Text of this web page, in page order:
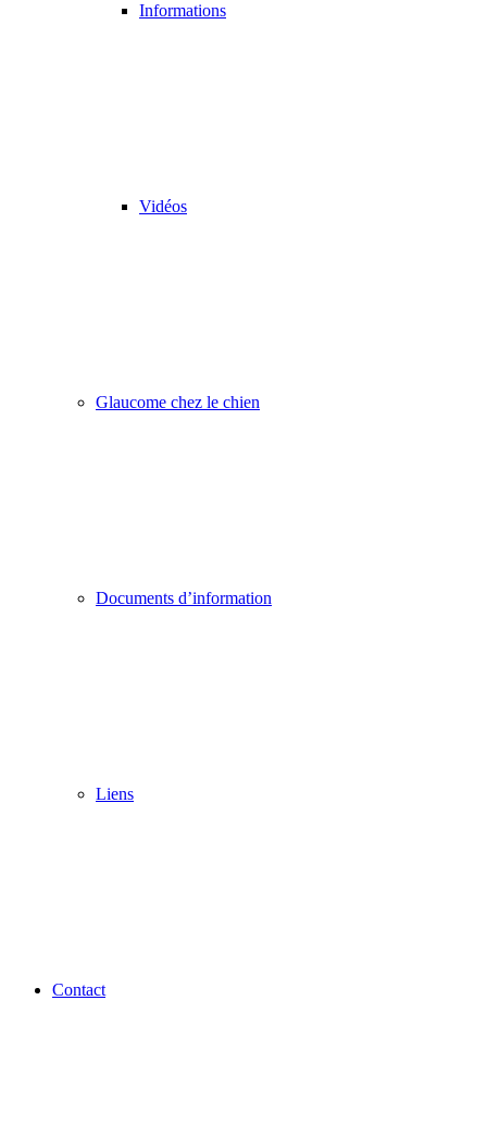
Informations
Vidéos
Glaucome chez le chien
Documents d’information
Liens
Contact